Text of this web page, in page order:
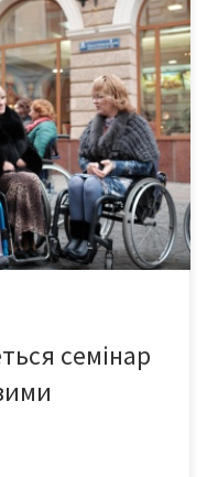
людей з
обласна організація
у Чернівцях
на тему:
на особисте
7 листопада, 14:00 за
семінар